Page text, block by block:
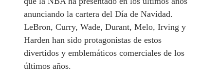
anunciando la cartera del Día de Navidad.
LeBron, Curry, Wade, Durant, Melo, Irving y
Harden han sido protagonistas de estos
divertidos y emblemáticos comerciales de los
últimos años.